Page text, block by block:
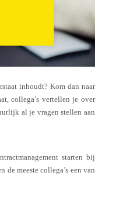
inhoudt? Kom dan naar
collega’s vertellen je over
al je vragen stellen aan
starten bij
meeste collega’s een van